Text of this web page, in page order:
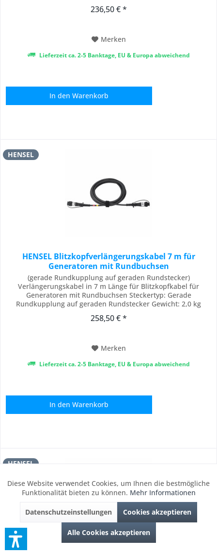
(für Generatoren mit Rundbuchse)
236,50 € *
Merken
Lieferzeit ca. 2-5 Banktage, EU & Europa abweichend
In den Warenkorb
HENSEL
HENSEL Blitzkopfverlängerungskabel 7 m für
Generatoren mit Rundbuchsen
(gerade Rundkupplung auf geraden Rundstecker)
Verlängerungskabel in 7 m Länge für Blitzkopfkabel für
Generatoren mit Rundbuchsen Steckertyp: Gerade
Rundkupplung auf geraden Rundstecker Gewicht: 2,0 kg
258,50 € *
Merken
Lieferzeit ca. 2-5 Banktage, EU & Europa abweichend
In den Warenkorb
HENSEL
Funktionale Aktiv
Marketing Inaktiv
Tracking Inaktiv
Diese Website verwendet Cookies, um Ihnen die bestmögliche
Funktionalität bieten zu können. Mehr Informationen
Datenschutzeinstellungen Cookies akzeptieren
Alle Cookies akzeptieren